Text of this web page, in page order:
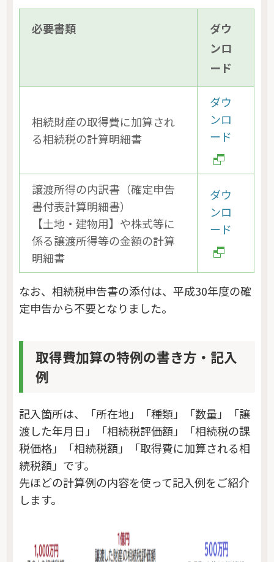
必要書類
ダウ
ンロ
ード
相続財産の取得費に加算され
る相続税の計算明細書
ダウ
ンロ
ード
譲渡所得の内訳書（確定申告
書付表計算明細書）
【土地・建物用】や株式等に
係る譲渡所得等の金額の計算
明細書
ダウ
ンロ
ード
なお、相続税申告書の添付は、平成30年度の確
定申告から不要となりました。
取得費加算の特例の書き方・記入
例
記入箇所は、「所在地」「種類」「数量」「譲
渡した年月日」「相続税評価額」「相続税の課
税価格」「相続税額」「取得費に加算される相
続税額」です。
先ほどの計算例の内容を使って記入例をご紹介
します。